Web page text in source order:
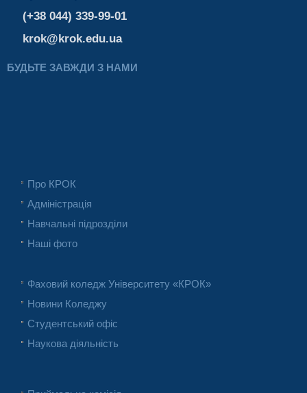
(+38 044) 339-99-01
krok@krok.edu.ua
БУДЬТЕ ЗАВЖДИ З НАМИ
Про КРОК
Адміністрація
Навчальні підрозділи
Наші фото
Фаховий коледж Університету «КРОК»
Новини Коледжу
Студентський офіс
Наукова діяльність